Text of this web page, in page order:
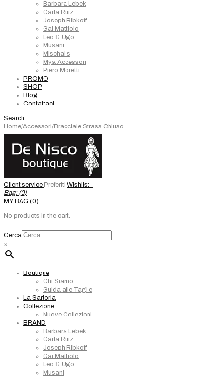
Barbara Lebek
Carla Ruiz
Joseph Ribkoff
Gai Mattiolo
Leo & Ugo
Musani
Mischalis
Mya Accessori
Piero Moretti
PROMO
SHOP
Blog
Contattaci
Search
Home/Accessori/Bracciale Strass Chiuso
Client service Preferiti Wishlist -
Bag: (0)
MY BAG (0)
No products in the cart.
Cerca
×
Boutique
Chi Siamo
Guida alle Taglie
La Sartoria
Collezione
Nuove Collezioni
BRAND
Barbara Lebek
Carla Ruiz
Joseph Ribkoff
Gai Mattiolo
Leo & Ugo
Musani